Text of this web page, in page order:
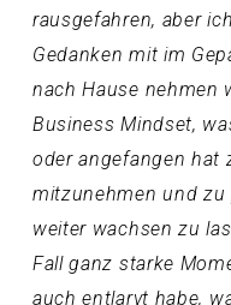
rausgefahren, aber
Gedanken mit im
nach Hause nehmen
Business Mindset,
oder angefangen hat
mitzunehmen und
weiter wachsen zu
Fall ganz starke
auch entlarvt habe,